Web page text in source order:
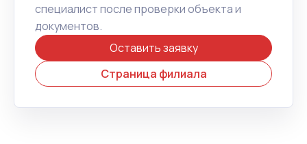
специалист после проверки объекта и
документов.
Оставить заявку
Страница филиала